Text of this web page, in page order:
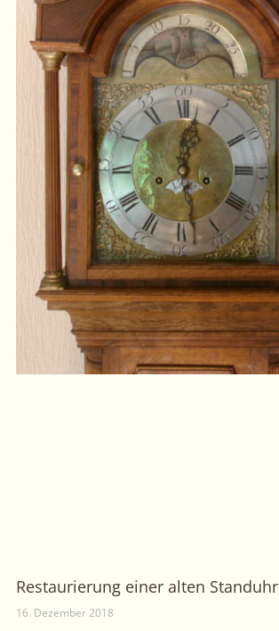
Restaurierung einer alten Standuhr
16. Dezember 2018